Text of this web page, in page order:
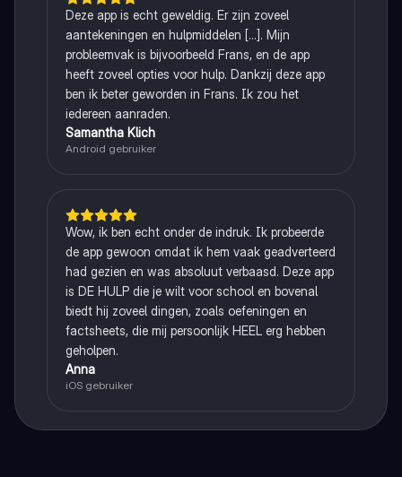
Deze app is echt geweldig. Er zijn zoveel
aantekeningen en hulpmiddelen [...]. Mijn
probleemvak is bijvoorbeeld Frans, en de app
heeft zoveel opties voor hulp. Dankzij deze app
ben ik beter geworden in Frans. Ik zou het
iedereen aanraden.
Samantha Klich
Android gebruiker
Wow, ik ben echt onder de indruk. Ik probeerde
de app gewoon omdat ik hem vaak geadverteerd
had gezien en was absoluut verbaasd. Deze app
is DE HULP die je wilt voor school en bovenal
biedt hij zoveel dingen, zoals oefeningen en
factsheets, die mij persoonlijk HEEL erg hebben
geholpen.
Anna
iOS gebruiker